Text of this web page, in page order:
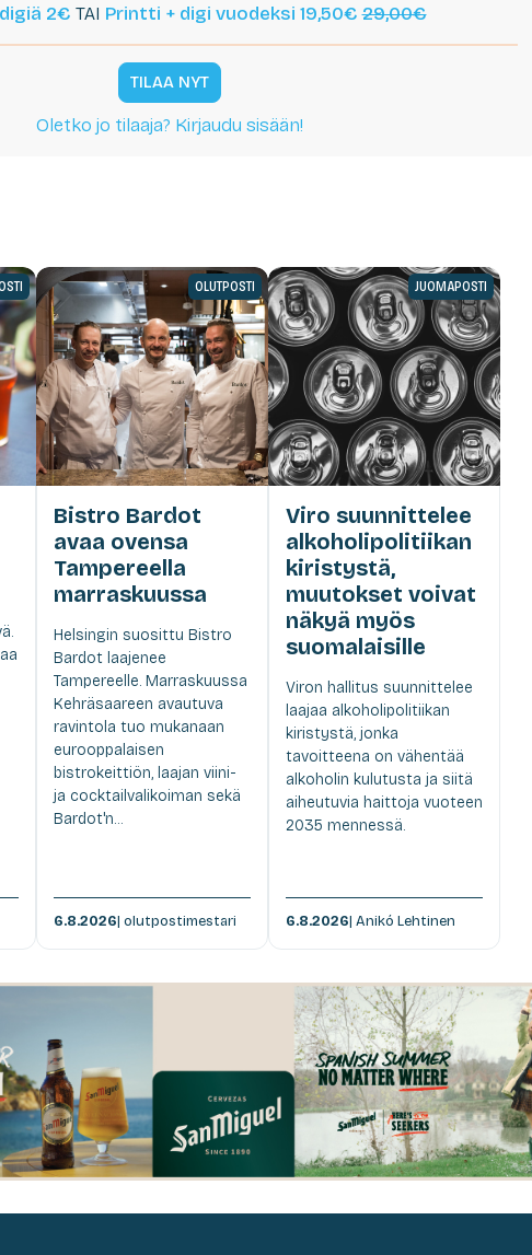
2€ TAI Printti + digi vuodeksi 19,50€29,00€
TILAA NYT
Oletko jo tilaaja? Kirjaudu sisään!
OLUTPOSTI
Bistro Bardot
avaa ovensa
Tampereella
marraskuussa
Helsingin suosittu Bistro
Bardot laajenee
Tampereelle. Marraskuussa
Kehräsaareen avautuva
ravintola tuo mukanaan
eurooppalaisen
bistrokeittiön, laajan viini-
ja cocktailvalikoiman sekä
Bardot'n...
6.8.2026| olutpostimestari
JUOMAPOSTI
Viro suunnittelee
alkoholipolitiikan
kiristystä,
muutokset voivat
näkyä myös
suomalaisille
Viron hallitus suunnittelee
laajaa alkoholipolitiikan
kiristystä, jonka
tavoitteena on vähentää
alkoholin kulutusta ja siitä
aiheutuvia haittoja vuoteen
2035 mennessä.
6.8.2026| Anikó Lehtinen